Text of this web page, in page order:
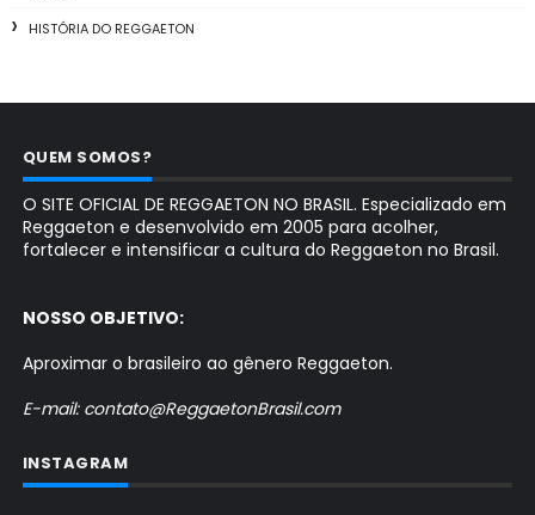
HISTÓRIA DO REGGAETON
QUEM SOMOS?
O SITE OFICIAL DE REGGAETON NO BRASIL. Especializado em
Reggaeton e desenvolvido em 2005 para acolher,
fortalecer e intensificar a cultura do Reggaeton no Brasil.
NOSSO OBJETIVO:
Aproximar o brasileiro ao gênero Reggaeton.
E-mail: contato@ReggaetonBrasil.com
INSTAGRAM